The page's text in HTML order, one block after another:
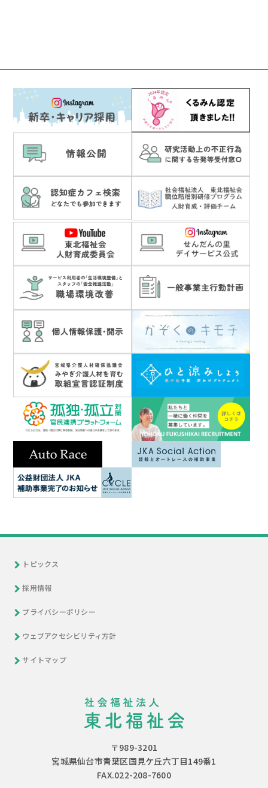
トピックス
採用情報
プライバシーポリシー
ウェブアクセシビリティ方針
サイトマップ
〒989-3201
宮城県仙台市青葉区国見ケ丘六丁目149番1
FAX.022-208-7600